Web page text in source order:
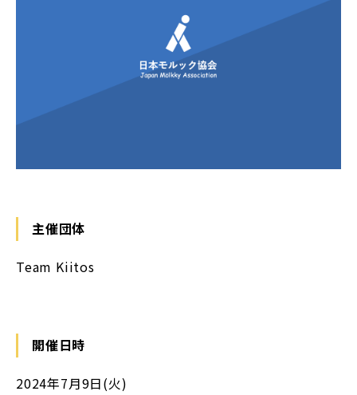
主催団体
Team Kiitos
開催日時
2024年7月9日(火)